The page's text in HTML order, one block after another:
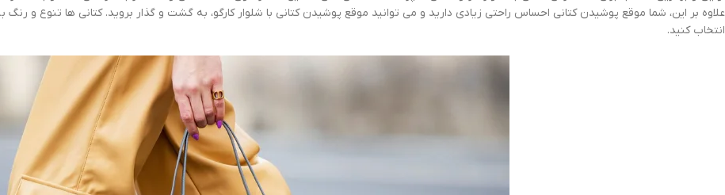
علاوه بر این، شما موقع پوشیدن کتانی احساس راحتی زیادی دارید و می توانید موقع پوشیدن کتانی با شلوار کارگو، به گشت و گذار بروید. کتانی ها تنوع و رنگ
انتخاب کنید.